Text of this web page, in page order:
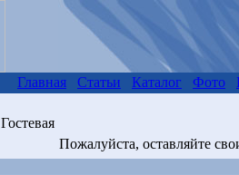
Главная Статьи Каталог Фото
Гостевая
Пожалуйста, оставляйте